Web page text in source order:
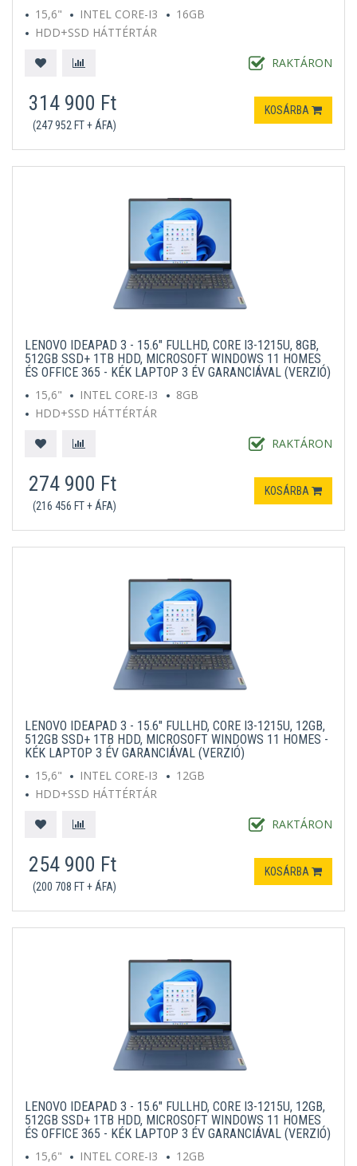
15,6" INTEL CORE-I3
16GB
HDD+SSD HÁTTÉRTÁR
RAKTÁRON
314 900 Ft
(247 952 FT + ÁFA)
KOSÁRBA
LENOVO IDEAPAD 3 - 15.6" FULLHD, CORE I3-1215U, 8GB,
512GB SSD+ 1TB HDD, MICROSOFT WINDOWS 11 HOMES
ÉS OFFICE 365 - KÉK LAPTOP 3 ÉV GARANCIÁVAL (VERZIÓ)
15,6"
INTEL CORE-I3
8GB
HDD+SSD HÁTTÉRTÁR
RAKTÁRON
274 900 Ft
(216 456 FT + ÁFA)
KOSÁRBA
LENOVO IDEAPAD 3 - 15.6" FULLHD, CORE I3-1215U, 12GB,
512GB SSD+ 1TB HDD, MICROSOFT WINDOWS 11 HOMES -
KÉK LAPTOP 3 ÉV GARANCIÁVAL (VERZIÓ)
15,6"
INTEL CORE-I3
12GB
HDD+SSD HÁTTÉRTÁR
RAKTÁRON
254 900 Ft
(200 708 FT + ÁFA)
KOSÁRBA
LENOVO IDEAPAD 3 - 15.6" FULLHD, CORE I3-1215U, 12GB,
512GB SSD+ 1TB HDD, MICROSOFT WINDOWS 11 HOMES
ÉS OFFICE 365 - KÉK LAPTOP 3 ÉV GARANCIÁVAL (VERZIÓ)
15,6"
INTEL CORE-I3
12GB